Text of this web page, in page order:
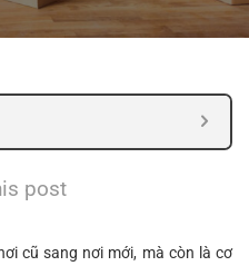
post
cũ sang nơi mới, mà còn là cơ